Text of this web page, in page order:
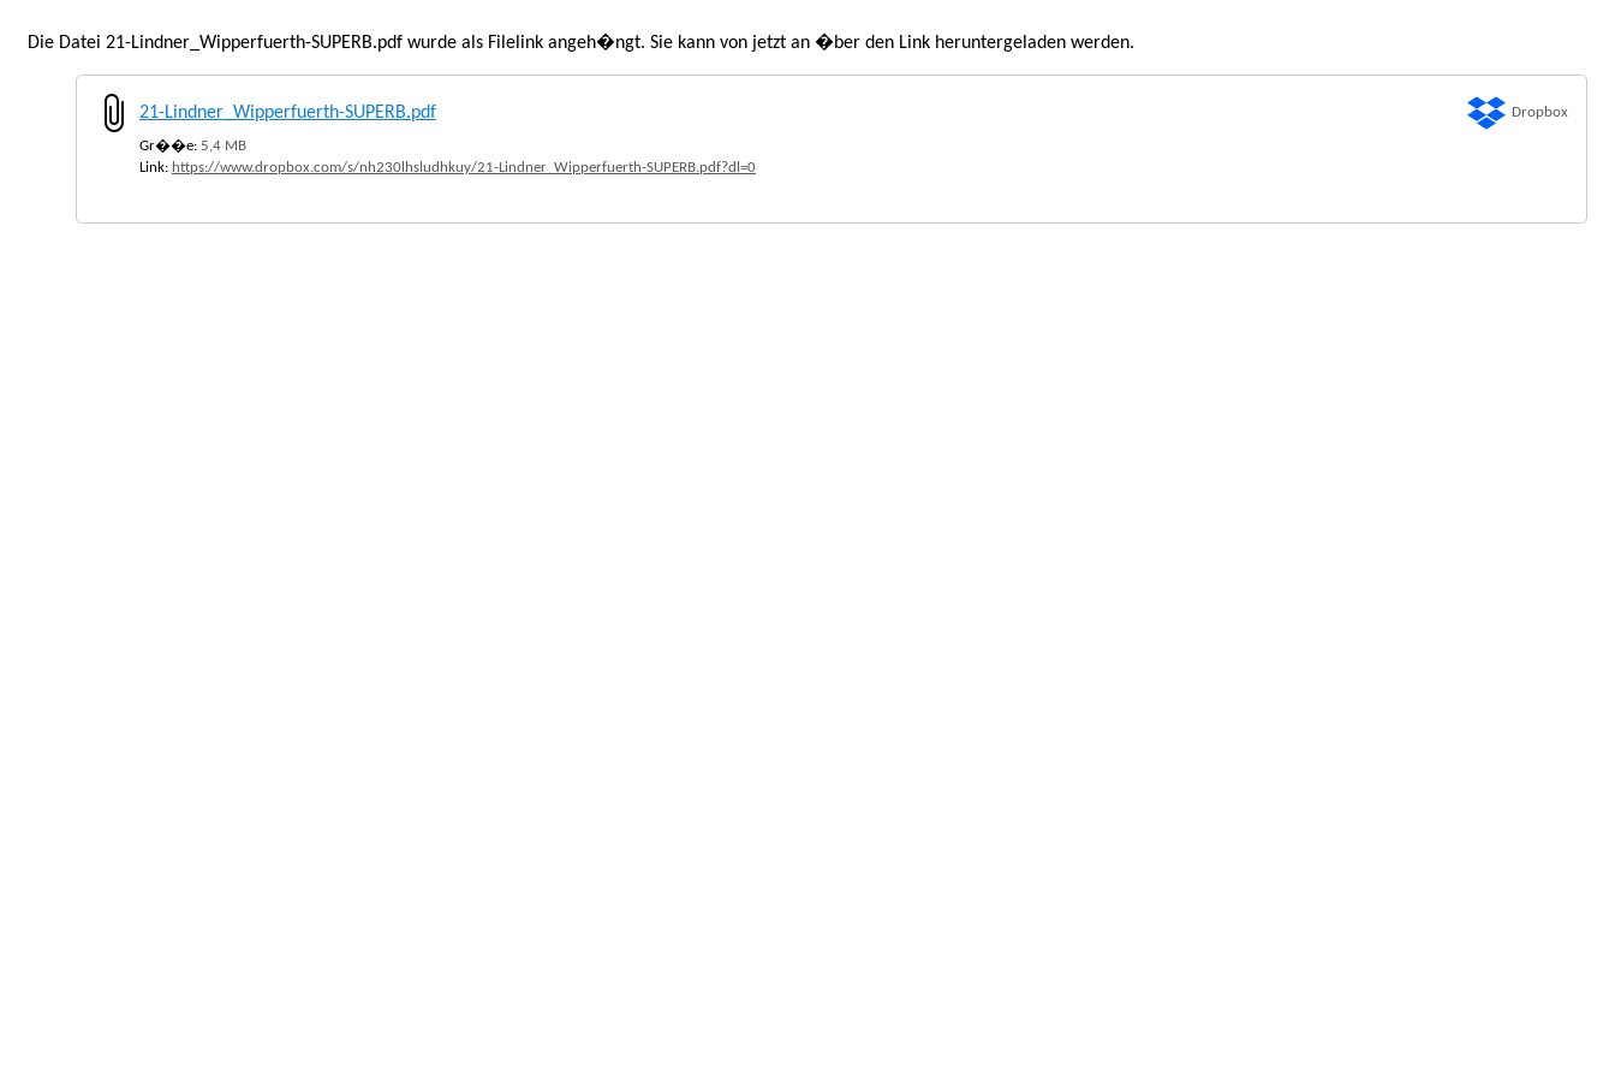
Die Datei 21-Lindner_Wipperfuerth-SUPERB.pdf wurde als Filelink angeh�ngt. Sie kann von jetzt an �ber den Link heruntergeladen werden.
21-Lindner_Wipperfuerth-SUPERB.pdf
Gr��e: 5,4 MB
Dropbox
Link: https://www.dropbox.com/s/nh230lhsludhkuy/21-Lindner_Wipperfuerth-SUPERB.pdf?dl=0